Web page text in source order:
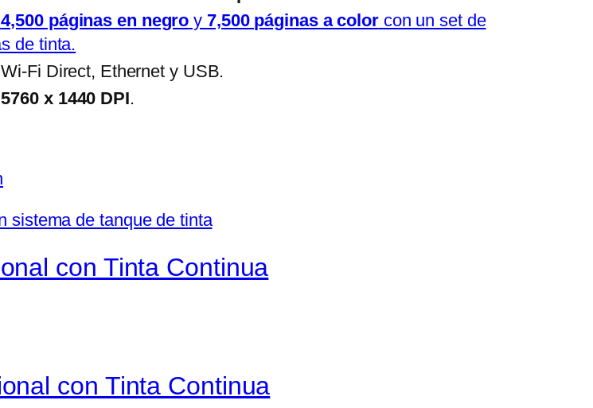
4,500 páginas en negro y 7,500 páginas a colorcon un set de
de tinta.
Fi Direct, Ethernet y USB.
5760 x 1440 DPI.
con Tinta Continua
con Tinta Continua